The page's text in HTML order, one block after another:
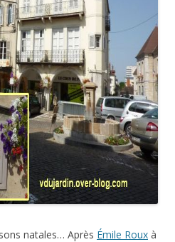
natales… Après Émile Roux à